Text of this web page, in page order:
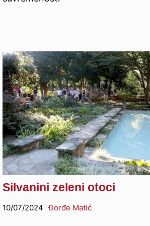
Silvanini zeleni otoci
10/07/2024 Đorđe Matić